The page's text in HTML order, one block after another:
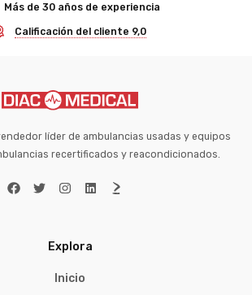
Más de 30 años de experiencia
Calificación del cliente 9,0
líder de ambulancias usadas y equipos
recertificados y reacondicionados.
Explora
Inicio